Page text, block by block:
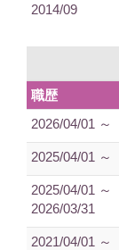
2014/09
職歴
2026/04/01 ～
2025/04/01 ～
2025/04/01 ～
2026/03/31
2021/04/01 ～